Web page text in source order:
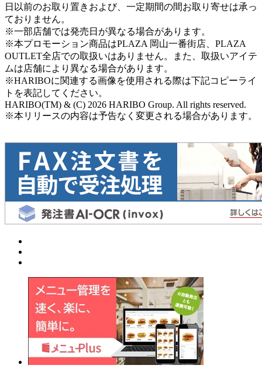
日以前のお取り置きおよび、一定期間の間お取り寄せは承っ
ておりません。
※一部店舗では発売日が異なる場合があります。
※本プロモーション商品はPLAZA 岡山一番街店、PLAZA
OUTLET全店での取扱いはありません。また、取扱いアイテ
ムは店舗により異なる場合があります。
※HARIBOに関連する画像を使用される際は下記コピーライ
トを表記してください。
HARIBO(TM) & (C) 2026 HARIBO Group. All rights reserved.
※本リリースの内容は予告なく変更される場合があります。